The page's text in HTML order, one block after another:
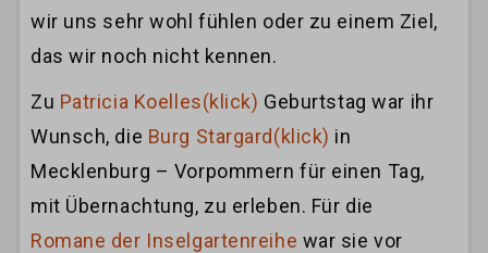
wir uns sehr wohl fühlen oder zu einem Ziel,
das wir noch nicht kennen.
Zu Patricia Koelles(klick) Geburtstag war ihr
Wunsch, die Burg Stargard(klick) in
Mecklenburg – Vorpommern für einen Tag,
mit Übernachtung, zu erleben. Für die
Romane der Inselgartenreihe war sie vor